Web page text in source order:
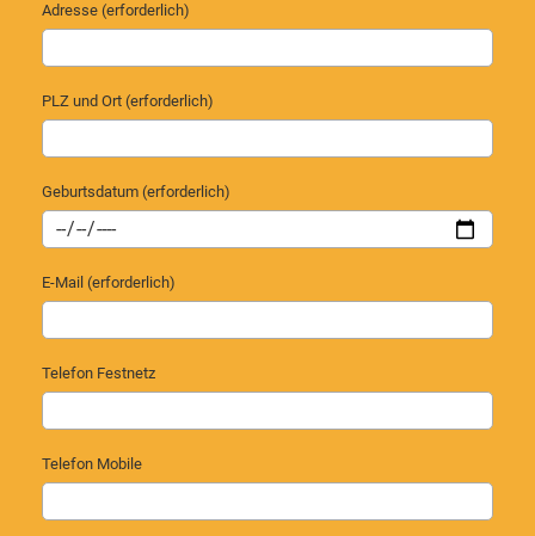
Adresse (erforderlich)
PLZ und Ort (erforderlich)
Geburtsdatum (erforderlich)
E-Mail (erforderlich)
Telefon Festnetz
Telefon Mobile